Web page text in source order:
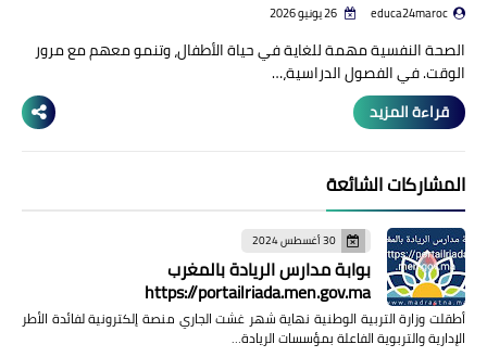
educa24maroc
الصحة النفسية مهمة للغاية في حياة الأطفال، وتنمو معهم مع مرور
الوقت. في الفصول الدراسية،…
قراءة المزيد
المشاركات الشائعة
30 أغسطس 2024
بوابة مدارس الريادة بالمغرب
https://portailriada.men.gov.ma
أطقلت وزارة التربية الوطنية نهاية شهر غشت الجاري منصة إلكترونية لفائدة الأطر
الإدارية والتربوية الفاعلة بمؤسسات الريادة…